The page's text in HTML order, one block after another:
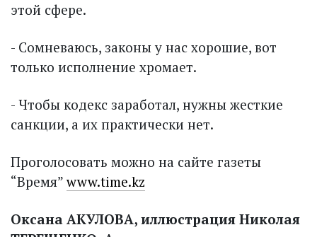
этой сфере.
- Сомневаюсь, законы у нас хорошие, вот
только исполнение хромает.
- Чтобы кодекс заработал, нужны жесткие
санкции, а их практически нет.
Проголосовать можно на сайте газеты
“Время”www.time.kz
Оксана АКУЛОВА, иллюстрация Николая